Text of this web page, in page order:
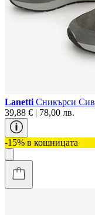
Lanetti Сникърси Сив
39,88 € | 78,00 лв.
-15% в кошницата